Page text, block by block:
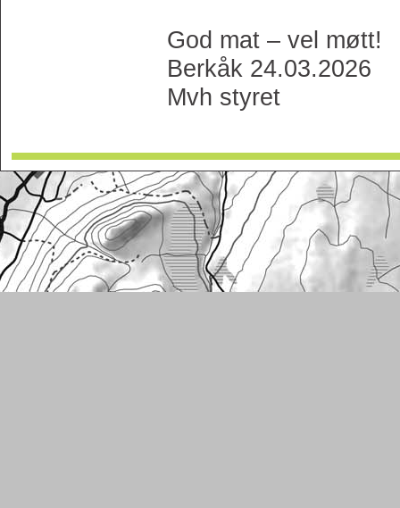
God mat – vel møtt!
Berkåk 24.03.2026
Mvh styret